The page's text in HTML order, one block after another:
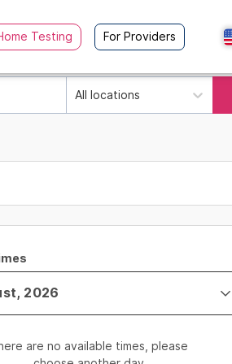
Testing For Providers
All locations
are no available times, please